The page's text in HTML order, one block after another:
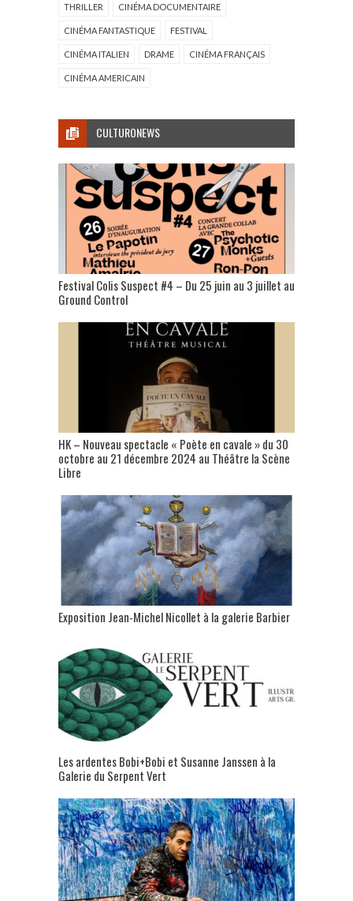
THRILLER CINÉMA DOCUMENTAIRE
CINÉMA FANTASTIQUE FESTIVAL
CINÉMA ITALIEN DRAME CINÉMA FRANÇAIS
CINÉMA AMERICAIN
CULTURONEWS
Festival Colis Suspect #4 – Du 25 juin au 3 juillet au
Ground Control
HK – Nouveau spectacle « Poète en cavale » du 30
octobre au 21 décembre 2024 au Théâtre la Scène
Libre
Exposition Jean-Michel Nicollet à la galerie Barbier
Les ardentes Bobi+Bobi et Susanne Janssen à la
Galerie du Serpent Vert